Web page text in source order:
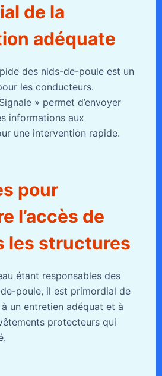
de la
adéquate
des nids-de-poule est un
les conducteurs.
» permet d’envoyer
informations aux
une intervention rapide.
pour
l’accès de
les structures
étant responsables des
poule, il est primordial de
un entretien adéquat et à
protecteurs qui